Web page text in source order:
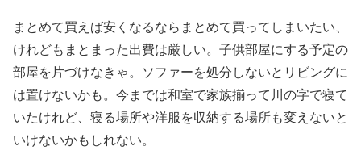
まとめて買えば安くなるならまとめて買ってしまいたい、
けれどもまとまった出費は厳しい。子供部屋にする予定の
部屋を片づけなきゃ。ソファーを処分しないとリビングに
は置けないかも。今までは和室で家族揃って川の字で寝て
いたけれど、寝る場所や洋服を収納する場所も変えないと
いけないかもしれない。